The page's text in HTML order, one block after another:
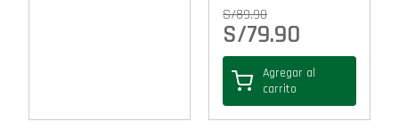
S/89.90
S/79.90
Agregar al
carrito